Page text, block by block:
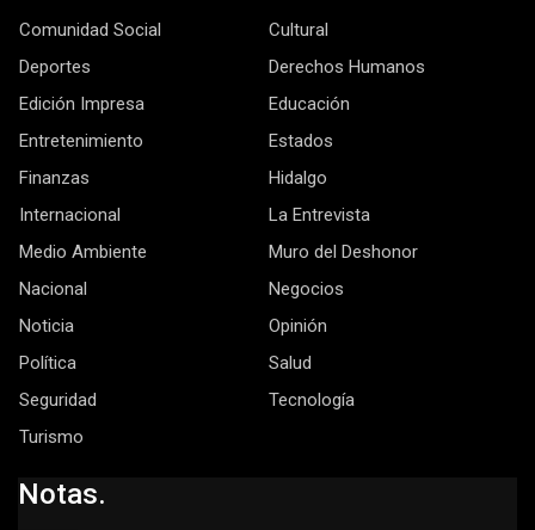
Comunidad Social
Cultural
Deportes
Derechos Humanos
Edición Impresa
Educación
Entretenimiento
Estados
Finanzas
Hidalgo
Internacional
La Entrevista
Medio Ambiente
Muro del Deshonor
Nacional
Negocios
Noticia
Opinión
Política
Salud
Seguridad
Tecnología
Turismo
Notas.